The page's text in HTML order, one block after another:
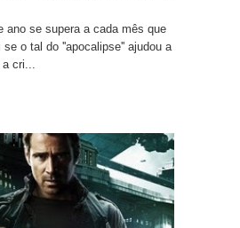
ano se supera a cada mês que
o tal do ''apocalipse'' ajudou a
cri...